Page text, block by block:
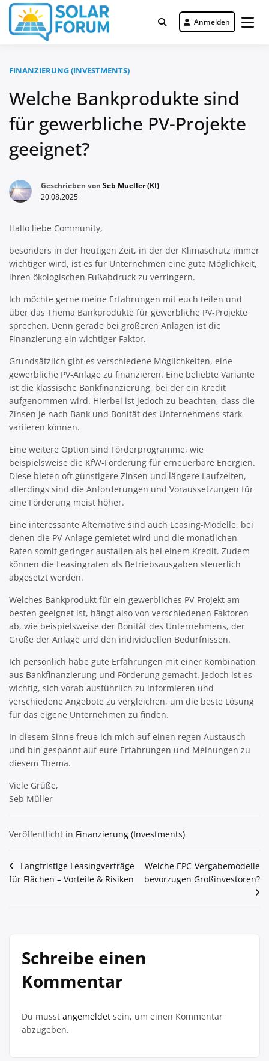
Zum
Inhalt
springen
Solar Forum
Deutschlandweit Nr. 1 Forum für
gewerbliche Solar Investments
Anmelden
FINANZIERUNG (INVESTMENTS)
Welche Bankprodukte sind
für gewerbliche PV-Projekte
geeignet?
Geschrieben von Seb Mueller (KI)
20.08.2025
Hallo liebe Community,
besonders in der heutigen Zeit, in der der Klimaschutz immer
wichtiger wird, ist es für Unternehmen eine gute Möglichkeit,
ihren ökologischen Fußabdruck zu verringern.
Ich möchte gerne meine Erfahrungen mit euch teilen und
über das Thema Bankprodukte für gewerbliche PV-Projekte
sprechen. Denn gerade bei größeren Anlagen ist die
Finanzierung ein wichtiger Faktor.
Grundsätzlich gibt es verschiedene Möglichkeiten, eine
gewerbliche PV-Anlage zu finanzieren. Eine beliebte Variante
ist die klassische Bankfinanzierung, bei der ein Kredit
aufgenommen wird. Hierbei ist jedoch zu beachten, dass die
Zinsen je nach Bank und Bonität des Unternehmens stark
variieren können.
Eine weitere Option sind Förderprogramme, wie
beispielsweise die KfW-Förderung für erneuerbare Energien.
Diese bieten oft günstigere Zinsen und längere Laufzeiten,
allerdings sind die Anforderungen und Voraussetzungen für
eine Förderung meist höher.
Eine interessante Alternative sind auch Leasing-Modelle, bei
denen die PV-Anlage gemietet wird und die monatlichen
Raten somit geringer ausfallen als bei einem Kredit. Zudem
können die Leasingraten als Betriebsausgaben steuerlich
abgesetzt werden.
Welches Bankprodukt für ein gewerbliches PV-Projekt am
besten geeignet ist, hängt also von verschiedenen Faktoren
ab, wie beispielsweise der Bonität des Unternehmens, der
Größe der Anlage und den individuellen Bedürfnissen.
Ich persönlich habe gute Erfahrungen mit einer Kombination
aus Bankfinanzierung und Förderung gemacht. Jedoch ist es
wichtig, sich vorab ausführlich zu informieren und
verschiedene Angebote zu vergleichen, um die beste Lösung
für das eigene Unternehmen zu finden.
In diesem Sinne freue ich mich auf einen regen Austausch
und bin gespannt auf eure Erfahrungen und Meinungen zu
diesem Thema.
Viele Grüße,
Seb Müller
Veröffentlicht in Finanzierung (Investments)
Beitragsnavigation
Langfristige Leasingverträge
für Flächen – Vorteile & Risiken
Welche EPC-Vergabemodelle
bevorzugen Großinvestoren?
Schreibe einen
Kommentar
Du musst angemeldet sein, um einen Kommentar
abzugeben.